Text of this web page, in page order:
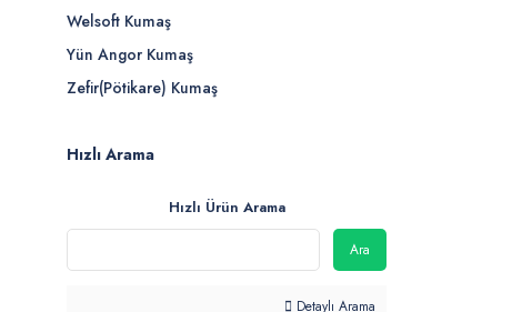
Welsoft Kumaş
Yün Angor Kumaş
Zefir(Pötikare) Kumaş
Hızlı Arama
Hızlı Ürün Arama
Ara
Detaylı Arama